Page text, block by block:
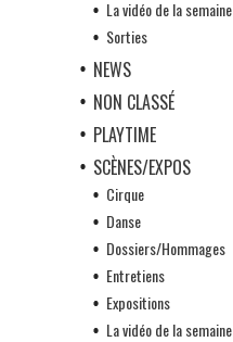
La vidéo de la semaine
Sorties
NEWS
NON CLASSÉ
PLAYTIME
SCÈNES/EXPOS
Cirque
Danse
Dossiers/Hommages
Entretiens
Expositions
La vidéo de la semaine